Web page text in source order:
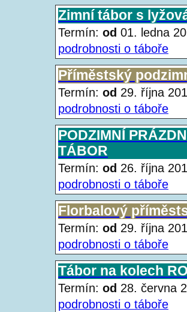
Zimní tábor s
Termín: od 01. ledna
podrobnosti o táboře
Příměstský
Termín: od 29. října
podrobnosti o táboře
PODZIMNÍ
TÁBOR
Termín: od 26. října
podrobnosti o táboře
Florbalový
Termín: od 29. října
podrobnosti o táboře
Tábor na kolech
Termín: od 28. června
podrobnosti o táboře